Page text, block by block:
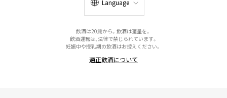
Language
飲酒は20歳から。飲酒は適量を。
飲酒運転は、法律で禁じられています。
妊娠中や授乳期の飲酒はお控えください。
適正飲酒について